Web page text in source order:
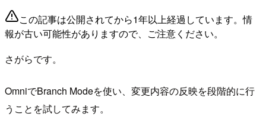
この記事は公開されてから1年以上経過しています。情
報が古い可能性がありますので、ご注意ください。
さがらです。
OmniでBranch Modeを使い、変更内容の反映を段階的に行
うことを試してみます。